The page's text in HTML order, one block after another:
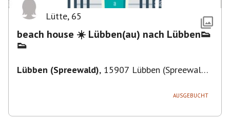
Lütte, 65
beach house ☀️ Lübben(au) nach Lübben👟
👟
Lübben (Spreewald), 15907 Lübben (Spreewald),
AUSGEBUCHT